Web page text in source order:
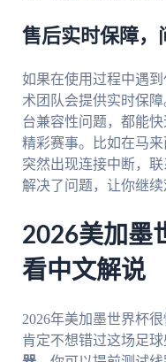
售后实时保障，
如果在使用过程中遇到
术团队会提供实时保
台兼容性问题，都能
精彩赛事。比如在马来
突然出现连接中断，
解决了问题，让你继续
2026美加墨
看中文解说
2026年美加墨世界杯
肯定不想错过这场足